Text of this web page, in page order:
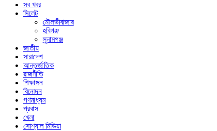
সব খবর
সিলেট
মৌলভীবাজার
হবিগঞ্জ
সুনামগঞ্জ
জাতীয়
সারাদেশ
আন্তর্জাতিক
রাজনীতি
শিক্ষাঙ্গন
বিনোদন
গণমাধ্যম
প্রবাস
খেলা
সোশ্যাল মিডিয়া